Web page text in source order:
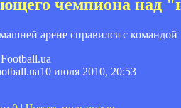
чемпиона над
арене справился с
10 июля 2010, 20:53